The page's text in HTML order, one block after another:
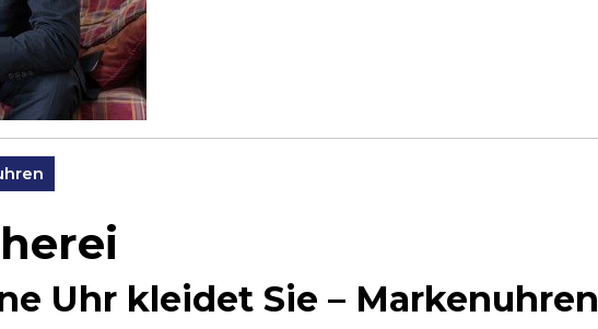
Uhr kleidet Sie – Markenuhren